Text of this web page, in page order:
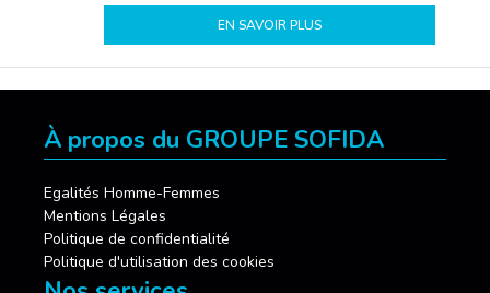
EN SAVOIR PLUS
À propos du GROUPE SOFIDA
Egalités Homme-Femmes
Mentions Légales
Politique de confidentialité
Politique d'utilisation des cookies